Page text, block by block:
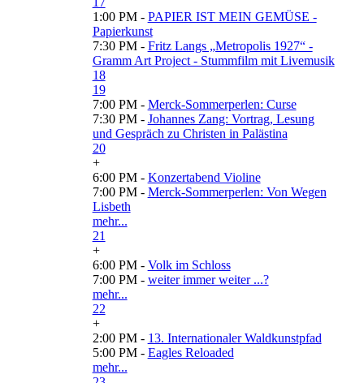
1:00 PM - PAPIER IST MEIN GEMÜSE -
Papierkunst
7:30 PM - Fritz Langs „Metropolis 1927“ -
Gramm Art Project - Stummfilm mit Livemusik
18
19
7:00 PM - Merck-Sommerperlen: Curse
7:30 PM - Johannes Zang: Vortrag, Lesung
und Gespräch zu Christen in Palästina
20
+
6:00 PM - Konzertabend Violine
7:00 PM - Merck-Sommerperlen: Von Wegen
Lisbeth
mehr...
21
+
6:00 PM - Volk im Schloss
7:00 PM - weiter immer weiter ...?
mehr...
22
+
2:00 PM - 13. Internationaler Waldkunstpfad
5:00 PM - Eagles Reloaded
mehr...